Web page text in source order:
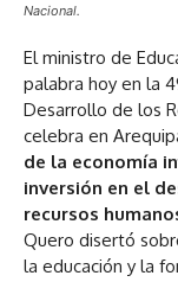
Nacional.
El ministro de
palabra hoy en la
Desarrollo de los
celebra en
de la economía
inversión en el
recursos
Quero disertó
la educación y la